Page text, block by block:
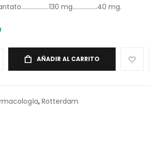
mg.…………….40 mg.
AÑADIR AL CARRITO
, Rotterdam